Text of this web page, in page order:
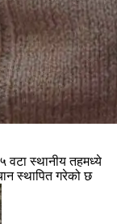
वटा स्थानीय तहमध्ये
स्थापित गरेको छ